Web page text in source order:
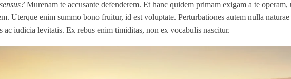
Murenam te accusante defenderem. Et hanc quidem primam exigam a te operam,
Uterque enim summo bono fruitur, id est voluptate. Perturbationes autem nulla
ac iudicia levitatis. Ex rebus enim timiditas, non ex vocabulis nascitur.